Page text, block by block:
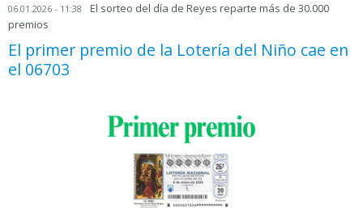
06.01.2026 - 11:38
El sorteo del día de Reyes reparte más de 30.000
premios
El primer premio de la Lotería del Niño cae en
el 06703